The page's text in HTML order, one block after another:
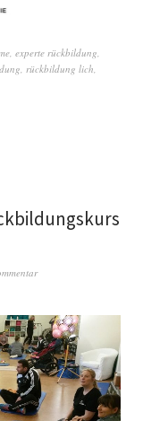
experte rückbildung
rückbildung lich